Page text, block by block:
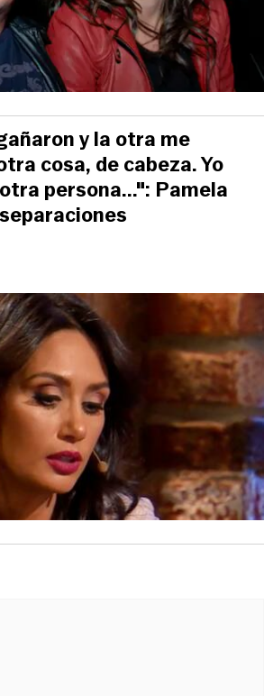
y la otra me
cosa, de cabeza. Yo
persona...": Pamela